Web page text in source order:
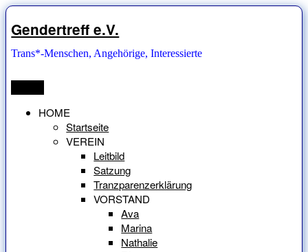
Zum
Inhalt
springen
Gendertreff e.V.
Trans*-Menschen, Angehörige, Interessierte
HOME
Startseite
VEREIN
Leitbild
Satzung
Tranzparenzerklärung
VORSTAND
Ava
Marina
Nathalie